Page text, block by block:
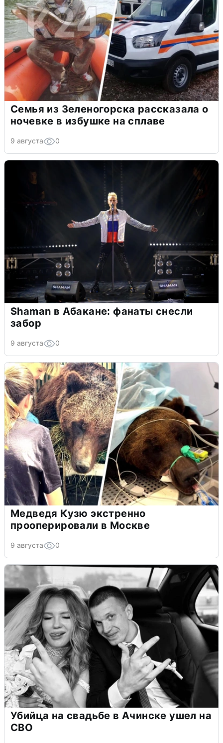
Семья из Зеленогорска рассказала о
ночевке в избушке на сплаве
9 августа 0
Shaman в Абакане: фанаты снесли
забор
9 августа 0
Медведя Кузю экстренно
прооперировали в Москве
9 августа 0
Убийца на свадьбе в Ачинске ушел на
СВО